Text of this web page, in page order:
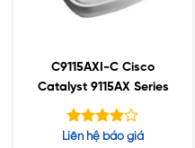
C9115AXI-C Cisco
Catalyst 9115AX Series
Được
Liên hệ báo giá